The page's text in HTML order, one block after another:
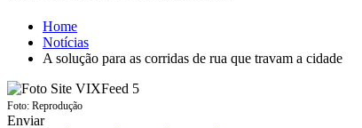
Home
Notícias
A solução para as corridas de rua que travam a cidade
Foto: Reprodução
Enviar